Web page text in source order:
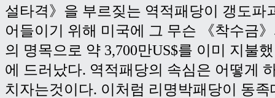
설타격》을 부르짖는 역적패당이 갱도파
어들이기 위해 미국에 그 무슨 《착수금
의 명목으로 약 3,700만US$를 이미 지불
에 드러났다. 역적패당의 속심은 어떻게
치자는것이다. 이처럼 리명박패당이 동